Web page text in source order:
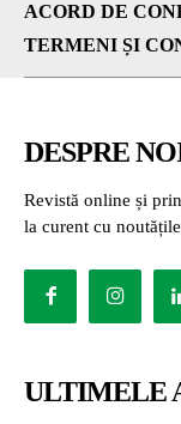
ACORD DE
TERMENI ȘI
DESPRE
Revistă online și
la curent cu
ULTIMELE